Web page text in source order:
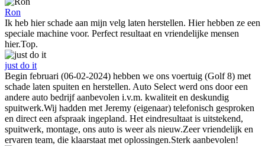
Ron
Ik heb hier schade aan mijn velg laten herstellen. Hier hebben ze een
speciale machine voor. Perfect resultaat en vriendelijke mensen
hier.Top.
just do it
Begin februari (06-02-2024) hebben we ons voertuig (Golf 8) met
schade laten spuiten en herstellen. Auto Select werd ons door een
andere auto bedrijf aanbevolen i.v.m. kwaliteit en deskundig
spuitwerk.Wij hadden met Jeremy (eigenaar) telefonisch gesproken
en direct een afspraak ingepland. Het eindresultaat is uitstekend,
spuitwerk, montage, ons auto is weer als nieuw.Zeer vriendelijk en
ervaren team, die klaarstaat met oplossingen.Sterk aanbevolen!